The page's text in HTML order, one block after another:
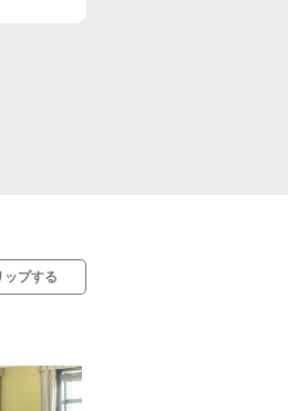
式／仏前式／和装人前式
ップする